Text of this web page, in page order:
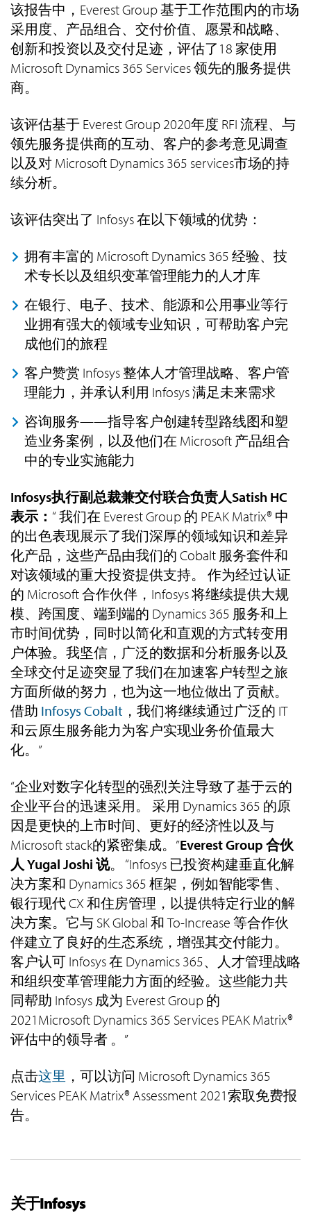
该报告中，Everest Group 基于工作范围内的市场
采用度、产品组合、交付价值、愿景和战略、
创新和投资以及交付足迹，评估了18 家使用
Microsoft Dynamics 365 Services 领先的服务提供
商。
该评估基于 Everest Group 2020年度 RFI 流程、与
领先服务提供商的互动、客户的参考意见调查
以及对 Microsoft Dynamics 365 services市场的持
续分析。
该评估突出了 Infosys 在以下领域的优势：
拥有丰富的 Microsoft Dynamics 365 经验、技
术专长以及组织变革管理能力的人才库
在银行、电子、技术、能源和公用事业等行
业拥有强大的领域专业知识，可帮助客户完
成他们的旅程
客户赞赏 Infosys 整体人才管理战略、客户管
理能力，并承认利用 Infosys 满足未来需求
咨询服务——指导客户创建转型路线图和塑
造业务案例，以及他们在 Microsoft 产品组合
中的专业实施能力
Infosys执行副总裁兼交付联合负责人Satish HC
表示： “ 我们在 Everest Group 的 PEAK Matrix® 中
的出色表现展示了我们深厚的领域知识和差异
化产品，这些产品由我们的 Cobalt 服务套件和
对该领域的重大投资提供支持。 作为经过认证
的 Microsoft 合作伙伴，Infosys 将继续提供大规
模、跨国度、端到端的 Dynamics 365 服务和上
市时间优势，同时以简化和直观的方式转变用
户体验。我坚信，广泛的数据和分析服务以及
全球交付足迹突显了我们在加速客户转型之旅
方面所做的努力，也为这一地位做出了贡献。
借助 Infosys Cobalt ，我们将继续通过广泛的 IT
和云原生服务能力为客户实现业务价值最大
化。”
“企业对数字化转型的强烈关注导致了基于云的
企业平台的迅速采用。 采用 Dynamics 365 的原
因是更快的上市时间、更好的经济性以及与
Microsoft stack的紧密集成。”Everest Group 合伙
人 Yugal Joshi 说。 “Infosys 已投资构建垂直化解
决方案和 Dynamics 365 框架，例如智能零售、
银行现代 CX 和住房管理，以提供特定行业的解
决方案。它与 SK Global 和 To-Increase 等合作伙
伴建立了良好的生态系统，增强其交付能力。
客户认可 Infosys 在 Dynamics 365、人才管理战略
和组织变革管理能力方面的经验。这些能力共
同帮助 Infosys 成为 Everest Group 的
2021Microsoft Dynamics 365 Services PEAK Matrix®
评估中的领导者 。”
点击这里 ，可以访问 Microsoft Dynamics 365
Services PEAK Matrix® Assessment 2021索取免费报
告。
关于Infosys